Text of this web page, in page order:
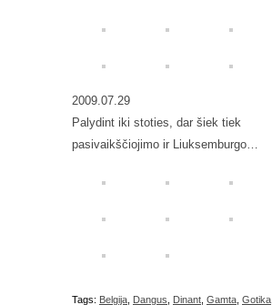
2009.07.29
Palydint iki stoties, dar šiek tiek
pasivaikščiojimo ir Liuksemburgo…
Tags: Belgija Dangus Dinant Gamta Gotika